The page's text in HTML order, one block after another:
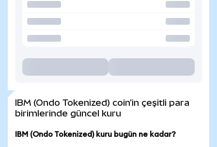
IBM (Ondo Tokenized) coin'in çeşitli para
birimlerinde güncel kuru
IBM (Ondo Tokenized) kuru bugün ne kadar?